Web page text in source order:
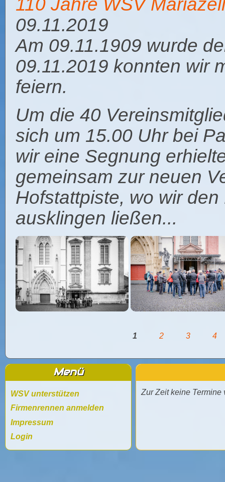
09.11.2019
Am 09.11.1909 wurde
09.11.2019 konnten wir
feiern.
Um die 40
sich um 15.00 Uhr bei
wir eine Segnung
gemeinsam zur neuen
Hofstattpiste, wo wir
ausklingen ließen...
1 2 3 4
Menü
WSV unterstützen
Firmenrennen anmelden
Impressum
Login
Zur Zeit keine Termine